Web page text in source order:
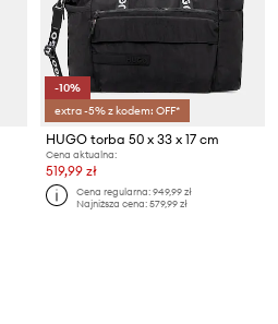
-10%
extra -5% z kodem: OFF*
HUGO torba 50 x 33 x 17 cm
Cena aktualna:
519,99 zł
Cena regularna:949,99 zł
Najniższa cena:579,99 zł